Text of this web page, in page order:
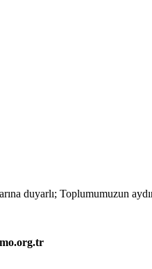
duyarlı; Toplumumuzun